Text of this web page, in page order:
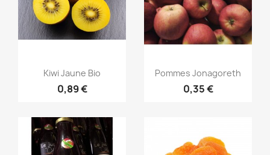
Aperçu rapide
Kiwi Jaune Bio
0,89 €
Aperçu rapide
Pommes Jonagoreth
0,35 €